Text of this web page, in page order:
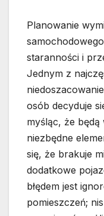
Planowanie
staranności i
Jednym z
osób decyduje
myśląc, że będą
niezbędne
się, że brakuje
dodatkowe
błędem jest
pomieszczeń;